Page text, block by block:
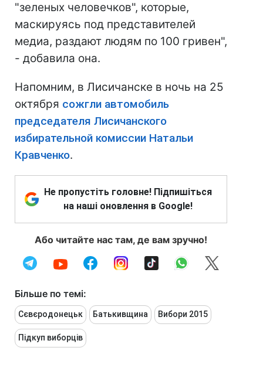
"зеленых человечков", которые,
маскируясь под представителей
медиа, раздают людям по 100 гривен",
- добавила она.
Напомним, в Лисичанске в ночь на 25
октября сожгли автомобиль
председателя Лисичанского
избирательной комиссии Натальи
Кравченко.
Не пропустіть головне! Підпишіться
на наші оновлення в Google!
Або читайте нас там, де вам зручно!
Більше по темі:
Сєвєродонецьк Батькивщина Вибори 2015
Підкуп виборців